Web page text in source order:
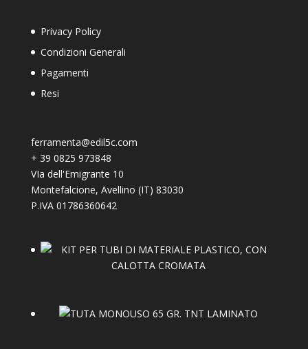
Privacy Policy
Condizioni Generali
Pagamenti
Resi
ferramenta@edil5c.com
+ 39 0825 973848
VIa dell'Emigrante 10
Montefalcione, Avellino (IT) 83030
P.IVA 01786360642